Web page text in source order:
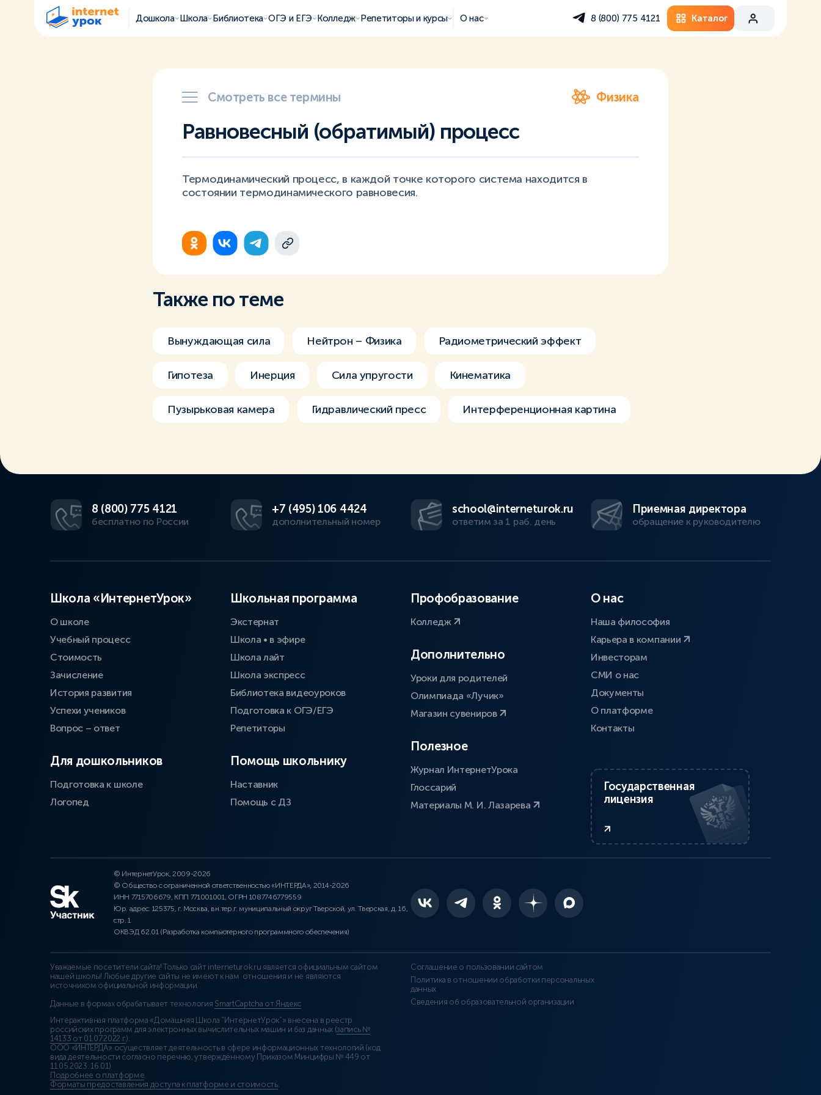
Дошкола Школа Библиотека ОГЭ и ЕГЭ Колледж Репетиторы и курсы О нас 8 (800) 775 4121 Каталог
Смотреть все термины Физика
Равновесный (обратимый) процесс
Термодинамический процесс, в каждой точке которого система находится в
состоянии термодинамического равновесия.
Также по теме
Вынуждающая сила Нейтрон – Физика Радиометрический эффект
Гипотеза Инерция Сила упругости Кинематика
Пузырьковая камера Гидравлический пресс Интерференционная картина
8 (800) 775 4121
бесплатно по России
+7 (495) 106 4424
дополнительный номер
school@interneturok.ru
ответим за 1 раб. день
Приемная директора
обращение к руководителю
Школа «ИнтернетУрок»
О школе
Учебный процесс
Стоимость
Зачисление
История развития
Успехи учеников
Вопрос – ответ
Для дошкольников
Подготовка к школе
Логопед
Школьная программа
Экстернат
Школа • в эфире
Школа лайт
Школа экспресс
Библиотека видеоуроков
Подготовка к ОГЭ/ЕГЭ
Репетиторы
Помощь школьнику
Наставник
Помощь с ДЗ
Профобразование
Колледж
Дополнительно
Уроки для родителей
Олимпиада «Лучик»
Магазин сувениров
Полезное
Журнал ИнтернетУрока
Глоссарий
Материалы М. И. Лазарева
О нас
Наша философия
Карьера в компании
Инвесторам
СМИ о нас
Документы
О платформе
Контакты
Государственная
лицензия
© ИнтернетУрок, 2009-2026
© Общество с ограниченной ответственностью «ИНТЕРДА», 2014-2026
ИНН 7715706679, КПП 771001001, ОГРН 1087746779559
Юр. адрес: 125375, г. Москва, вн.тер.г. муниципальный округ Тверской, ул. Тверская, д. 16,
стр. 1
ОКВЭД 62.01 (Разработка компьютерного программного обеспечения)
Уважаемые посетители сайта! Только сайт interneturok.ru является официальным сайтом
нашей школы! Любые другие сайты не имеют к нам отношения и не являются
источником официальной информации.
Данные в формах обрабатывает технология SmartCaptcha от Яндекс
Интерактивная платформа «Домашняя Школа “ИнтернетУрок”» внесена в реестр
российских программ для электронных вычислительных машин и баз данных (запись №
14133 от 01.07.2022 г.).
ООО «ИНТЕРДА» осуществляет деятельность в сфере информационных технологий (код
вида деятельности согласно перечню, утверждённому Приказом Минцифры № 449 от
11.05.2023: 16.01)
Подробнее о платформе.
Форматы предоставления доступа к платформе и стоимость.
Соглашение о пользовании сайтом
Политика в отношении обработки персональных
данных
Сведения об образовательной организации